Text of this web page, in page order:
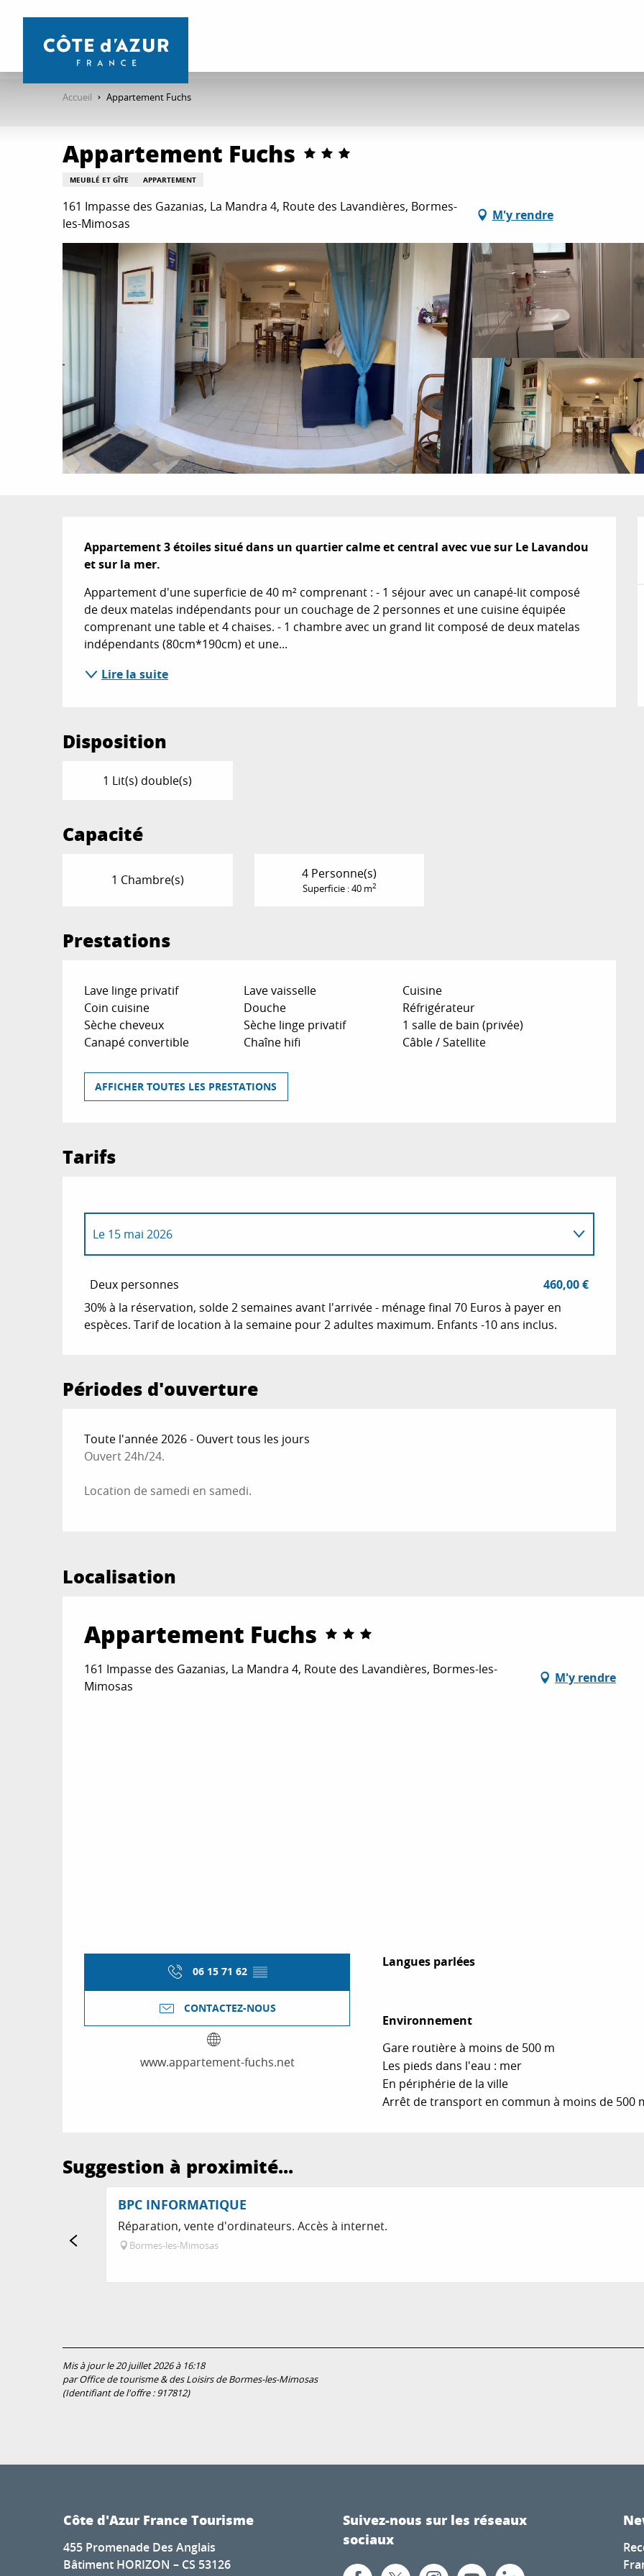
contenu
Accueil Appartement Fuchs
Appartement Fuchs
MEUBLÉ ET GÎTE APPARTEMENT
161 Impasse des Gazanias, La Mandra 4, Route des Lavandières, Bormes-
les-Mimosas
M'y rendre
Description
Appartement 3 étoiles situé dans un quartier calme et central avec vue sur Le Lavandou
et sur la mer.
Appartement d'une superficie de 40 m² comprenant : - 1 séjour avec un canapé-lit composé
de deux matelas indépendants pour un couchage de 2 personnes et une cuisine équipée
comprenant une table et 4 chaises. - 1 chambre avec un grand lit composé de deux matelas
indépendants (80cm*190cm) et une...
Lire la suite
Disposition
1 Lit(s) double(s)
Capacité
1 Chambre(s) 4 Personne(s)
Superficie : 40 m2
Prestations
Lave linge privatif Lave vaisselle
Cuisine
Coin cuisine
Douche
Réfrigérateur
Sèche cheveux
Sèche linge privatif
1 salle de bain (privée)
Canapé convertible
Chaîne hifi Câble / Satellite
AFFICHER TOUTES LES PRESTATIONS
Tarifs
Du 1 avril 2026 au 30 avril 2026
Le 15 mai 2026
Le15 juin 2026
Le30 juin 2026
Jusqu'au15 septembre 2026
Du1 octobre 2026
Du 1 novembre 2026
Deux personnes
460,00 €
30% à la réservation, solde 2 semaines avant l'arrivée - ménage final 70 Euros à payer en
espèces. Tarif de location à la semaine pour 2 adultes maximum. Enfants -10 ans inclus.
Périodes d'ouverture
Toute l'année 2026 - Ouvert tous les jours
Ouvert 24h/24.
Location de samedi en samedi.
Localisation
Appartement Fuchs
161 Impasse des Gazanias, La Mandra 4, Route des Lavandières, Bormes-les-
Mimosas
M'y rendre
06 15 71 62 ▒▒
CONTACTEZ-NOUS
www.appartement-fuchs.net
Langues parlées
Langues parlées
Environnement
Environnement
Gare routière à moins de 500 m
Les pieds dans l'eau : mer
En périphérie de la ville
Arrêt de transport en commun à moins de 500
Suggestion à proximité...
BPC INFORMATIQUE
Réparation, vente d'ordinateurs. Accès à internet.
Bormes-les-Mimosas
Mis à jour le 20 juillet 2026 à 16:18
par Office de tourisme & des Loisirs de Bormes-les-Mimosas
(Identifiant de l'offre :917812)
Côte d'Azur France Tourisme
455 Promenade Des Anglais
Bâtiment HORIZON – CS 53126
Suivez-nous sur les réseaux
sociaux